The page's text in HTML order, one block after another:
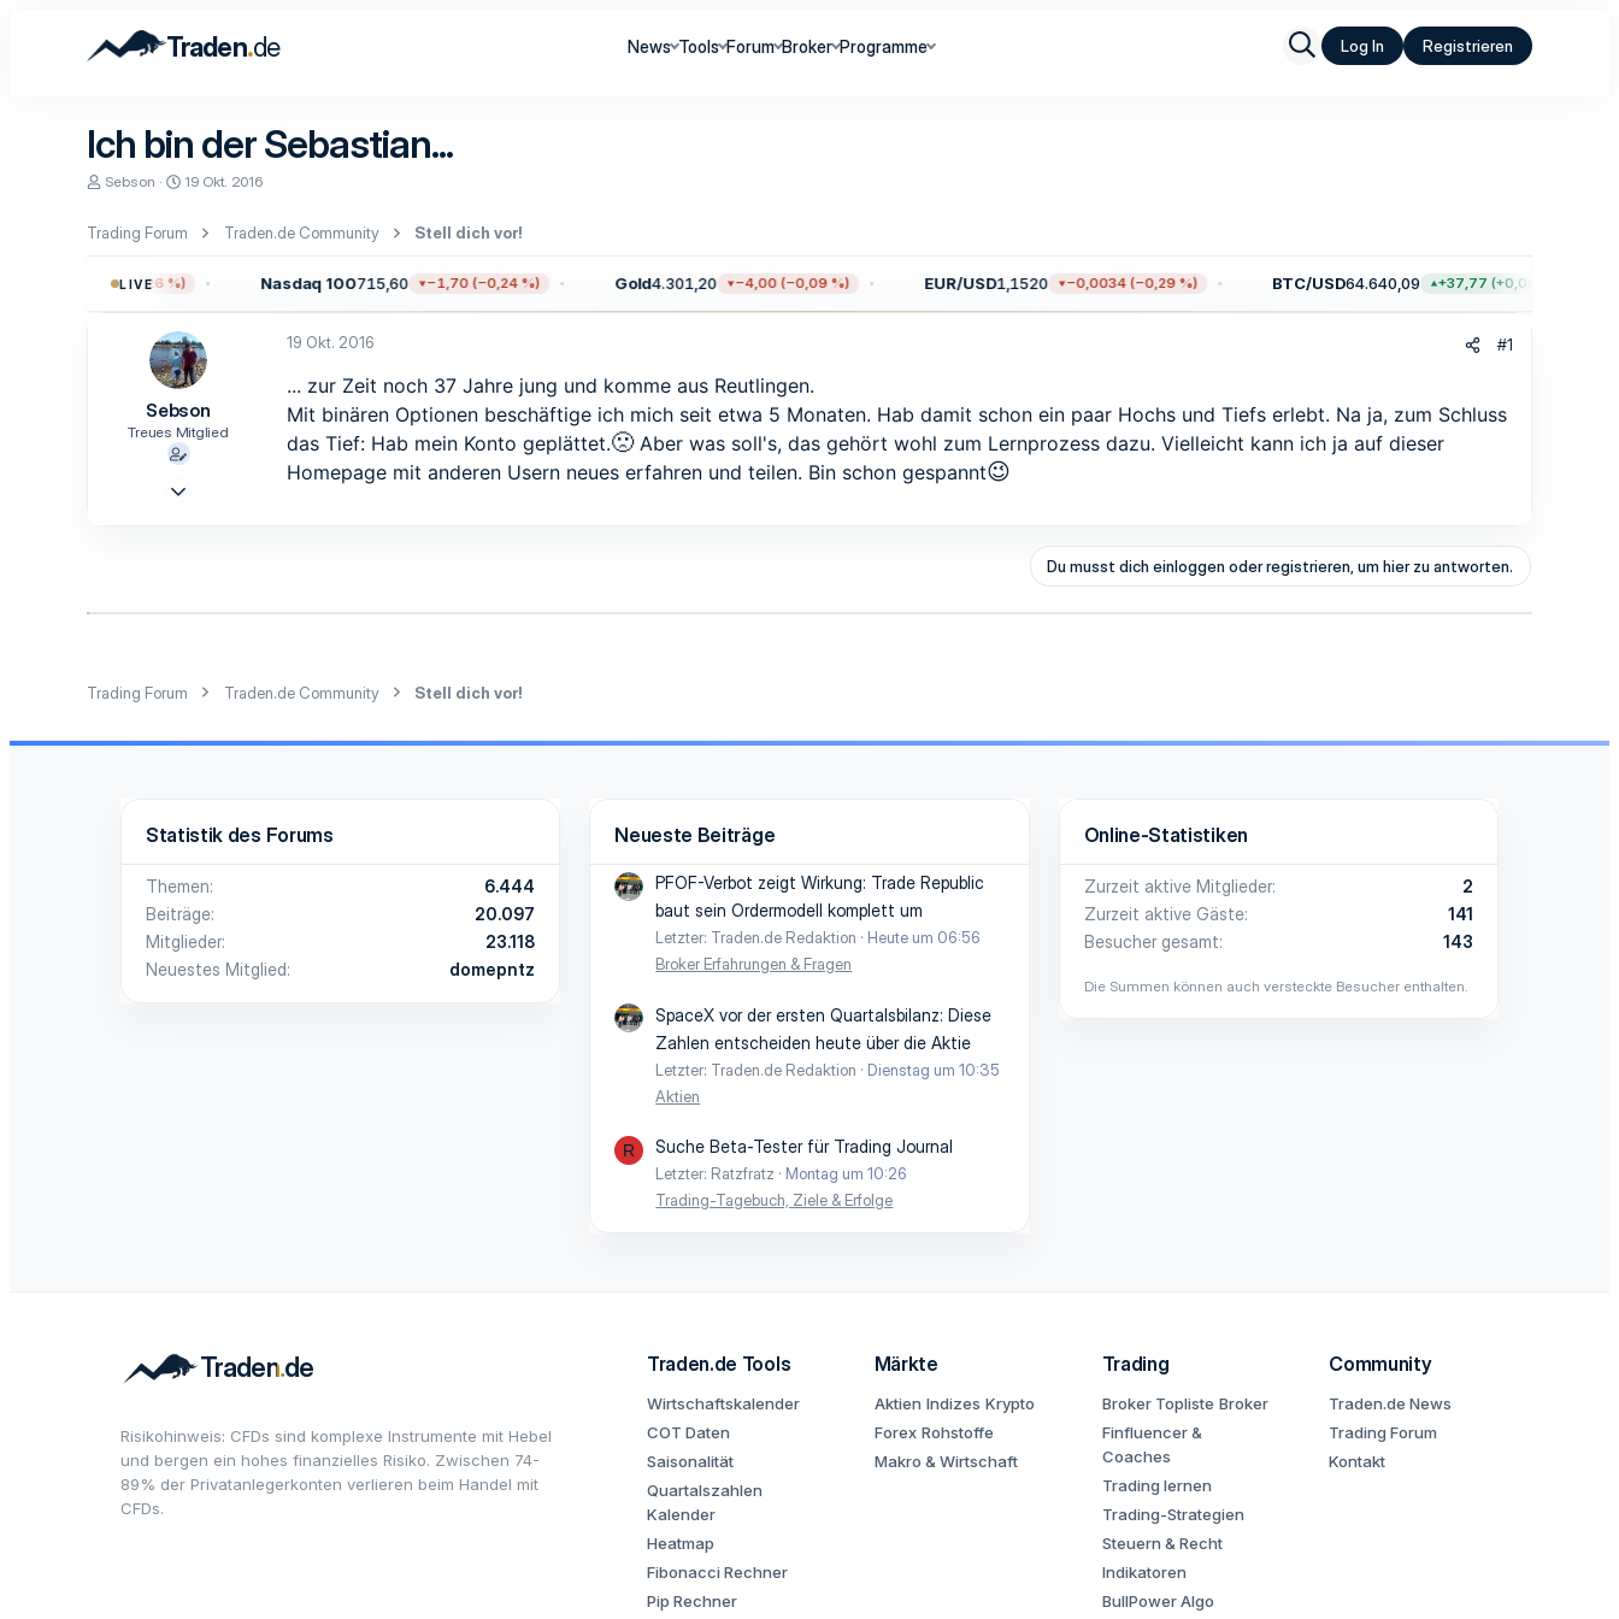
Traden.de News Tools Forum Broker Programme Log In Registrieren
Ich bin der Sebastian...
E
t
e
Sebson
E
t
l
t
a
m
19 Okt. 2016
Trading Forum Traden.de Community Stell dich vor!
LIVE
−20,24 (−0,26 %) Nasdaq 100715,60 −1,70 (−0,24 %) Gold4.301,20 −4,00 (−0,09 %) EUR/USD1,1520 −0,0034 (−0,29 %) BTC/USD64.640,09 +37,77 (+0,06 %)
Sebson
Treues Mitglied
19 Okt. 2016 #1
... zur Zeit noch 37 Jahre jung und komme aus Reutlingen.
Mit binären Optionen beschäftige ich mich seit etwa 5 Monaten. Hab damit schon ein paar Hochs und Tiefs erlebt. Na ja, zum Schluss
das Tief: Hab mein Konto geplättet.🙁Aber was soll's, das gehört wohl zum Lernprozess dazu. Vielleicht kann ich ja auf dieser
Homepage mit anderen Usern neues erfahren und teilen. Bin schon gespannt😉
Du musst dich einloggen oder registrieren, um hier zu antworten.
Trading Forum Traden.de Community Stell dich vor!
Statistik des Forums
Themen
6.444
Beiträge
20.097
Mitglieder
23.118
Neuestes Mitglied
domepntz
Neueste Beiträge
PFOF-Verbot zeigt Wirkung: Trade Republic
baut sein Ordermodell komplett um
Letzter: Traden.de Redaktion
Heute um 06:56
Broker Erfahrungen & Fragen
SpaceX vor der ersten Quartalsbilanz: Diese
Zahlen entscheiden heute über die Aktie
Letzter: Traden.de Redaktion
Dienstag um 10:35
Aktien
R Suche Beta-Tester für Trading Journal
Letzter: Ratzfratz
Montag um 10:26
Trading-Tagebuch, Ziele & Erfolge
Online-Statistiken
Zurzeit aktive Mitglieder
2
Zurzeit aktive Gäste
141
Besucher gesamt
143
Die Summen können auch versteckte Besucher enthalten.
Risikohinweis: CFDs sind komplexe Instrumente mit Hebel
und bergen ein hohes finanzielles Risiko. Zwischen 74-
89% der Privatanlegerkonten verlieren beim Handel mit
CFDs.
Traden.de Tools
Wirtschaftskalender
COT Daten
Saisonalität
Quartalszahlen
Kalender
Heatmap
Fibonacci Rechner
Pip Rechner
Märkte
Aktien Indizes Krypto
Forex Rohstoffe
Makro & Wirtschaft
Trading
Broker Topliste Broker
Finfluencer &
Coaches
Trading lernen
Trading-Strategien
Steuern & Recht
Indikatoren
BullPower Algo
Community
Traden.de News
Trading Forum
Kontakt